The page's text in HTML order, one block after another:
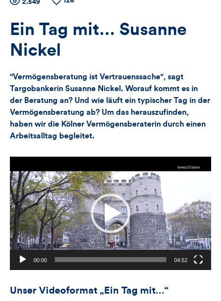
Zähler
für
Views,
und
Kommentare
dieses
Anzahl
Views
2.549
Anzahl
Ein Tag mit… Susanne
Nickel
"Vermögensberatung ist Vertrauenssache", sagt
Targobankerin Susanne Nickel. Worauf kommt es in
der Beratung an? Und wie läuft ein typischer Tag in der
Vermögensberatung ab? Um das herauszufinden,
haben wir die Kölner Vermögensberaterin durch einen
Arbeitsalltag begleitet.
Player
00:00 04:52
Unser Videoformat „Ein Tag mit…“